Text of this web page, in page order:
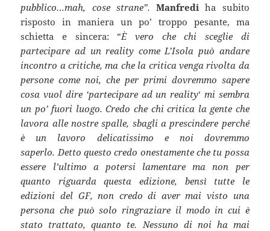
pubblico…mah, cose strane”.Manfredi ha subito
risposto in maniera un po’ troppo pesante, ma
schietta e sincera: “È vero che chi sceglie di
partecipare ad un reality come L’Isola può andare
incontro a critiche, ma che la critica venga rivolta da
persone come noi, che per primi dovremmo sapere
cosa vuol dire ‘partecipare ad un reality‘ mi sembra
un po’ fuori luogo. Credo che chi critica la gente che
lavora alle nostre spalle, sbagli a prescindere perché
è un lavoro delicatissimo e noi dovremmo
saperlo. Detto questo credo onestamente che tu possa
essere l’ultimo a potersi lamentare ma non per
quanto riguarda questa edizione, bensì tutte le
edizioni del GF, non credo di aver mai visto una
persona che può solo ringraziare il modo in cui è
stato trattato, quanto te. Nessuno di noi ha mai